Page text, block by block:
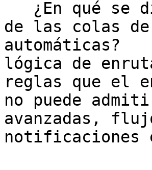
de las colas
automáticas?
lógica de
reglas que el
no puede
avanzadas,
notificaciones